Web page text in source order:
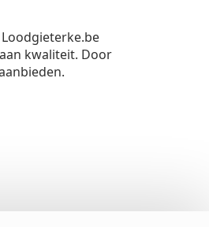
kwaliteit. Door